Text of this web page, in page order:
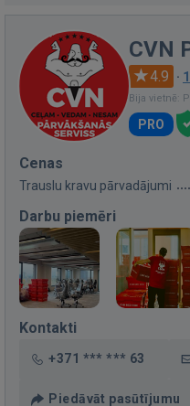
CVN
4.9 ·
Bija vietnē:
PRO
Cenas
Trauslu kravu pārvadājumi
Darbu piemēri
Kontakti
+371 *** *** 63
Piedāvāt pasūtījumu